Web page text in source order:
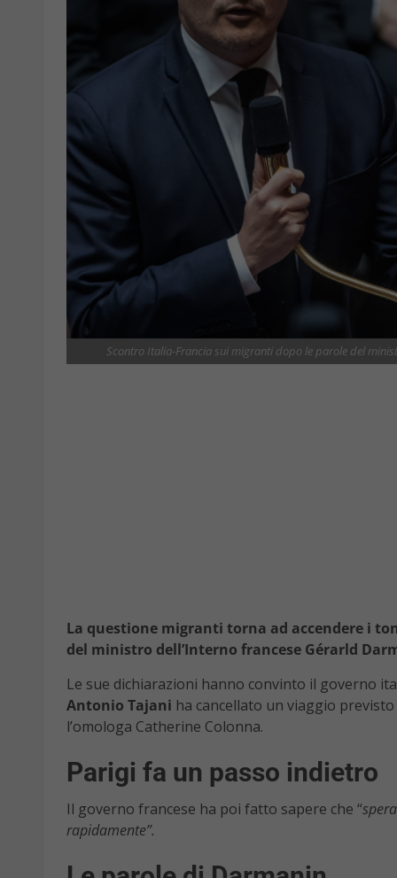
Scontro Italia-Francia sui migranti dopo le parole del
La questione migranti torna ad accendere i
del ministro dell’Interno francese Gérarld
Le sue dichiarazioni hanno convinto il governo
Antonio Tajani ha cancellato un viaggio
l’omologa Catherine Colonna.
Parigi fa un passo indietro
Il governo francese ha poi fatto sapere che “
rapidamente”.